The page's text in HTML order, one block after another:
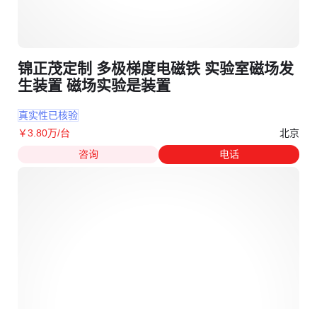
锦正茂定制 多极梯度电磁铁 实验室磁场发
生装置 磁场实验是装置
真实性已核验
￥3 .80万/台
北京
咨询
电话